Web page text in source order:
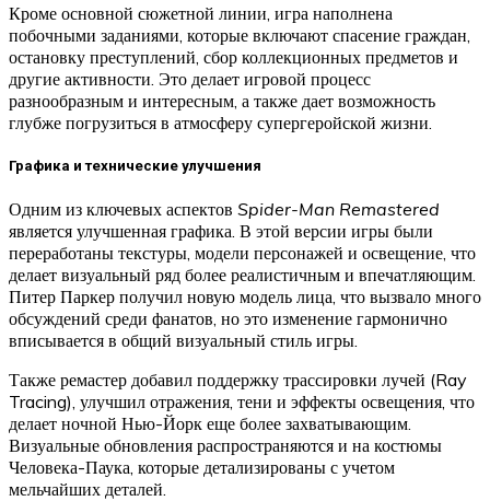
Кроме основной сюжетной линии, игра наполнена
побочными заданиями, которые включают спасение граждан,
остановку преступлений, сбор коллекционных предметов и
другие активности. Это делает игровой процесс
разнообразным и интересным, а также дает возможность
глубже погрузиться в атмосферу супергеройской жизни.
Графика и технические улучшения
Одним из ключевых аспектов Spider-Man Remastered
является улучшенная графика. В этой версии игры были
переработаны текстуры, модели персонажей и освещение, что
делает визуальный ряд более реалистичным и впечатляющим.
Питер Паркер получил новую модель лица, что вызвало много
обсуждений среди фанатов, но это изменение гармонично
вписывается в общий визуальный стиль игры.
Также ремастер добавил поддержку трассировки лучей (Ray
Tracing), улучшил отражения, тени и эффекты освещения, что
делает ночной Нью-Йорк еще более захватывающим.
Визуальные обновления распространяются и на костюмы
Человека-Паука, которые детализированы с учетом
мельчайших деталей.